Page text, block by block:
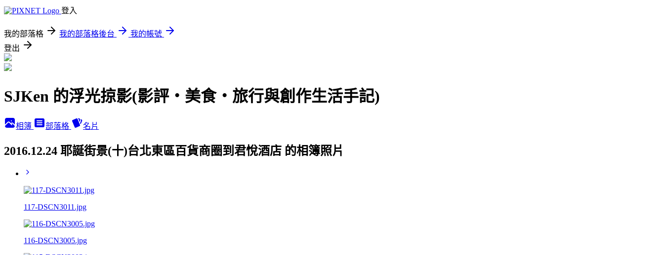
登入
我的部落格 我的部落格後台
我的帳號
登出
SJKen 的浮光掠影(影評‧美食‧旅行與創作生活手記)
相簿 部落格 名片
2016.12.24 耶誕街景(十)台北東區百貨商圈到君悅酒店 的相簿照片
117-DSCN3011.jpg
116-DSCN3005.jpg